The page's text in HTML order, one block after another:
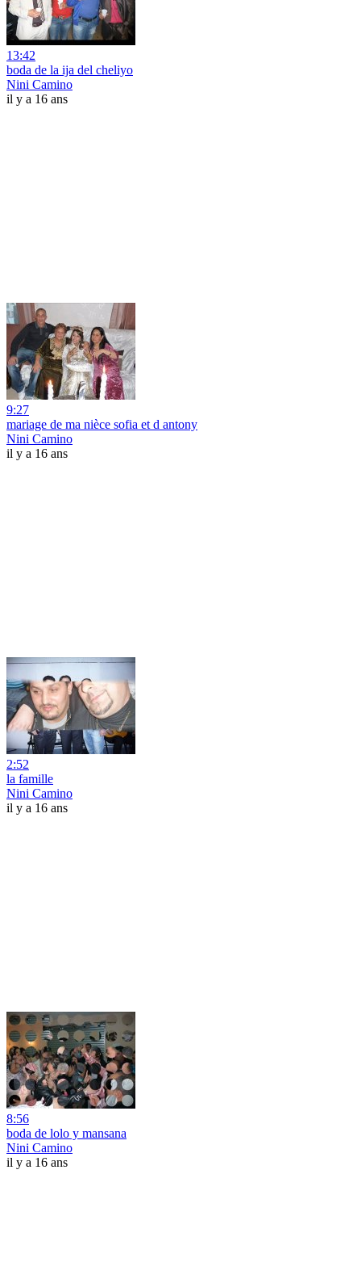
13:42
boda de la ija del cheliyo
Nini Camino
il y a 16 ans
9:27
mariage de ma nièce sofia et d antony
Nini Camino
il y a 16 ans
2:52
la famille
Nini Camino
il y a 16 ans
8:56
boda de lolo y mansana
Nini Camino
il y a 16 ans